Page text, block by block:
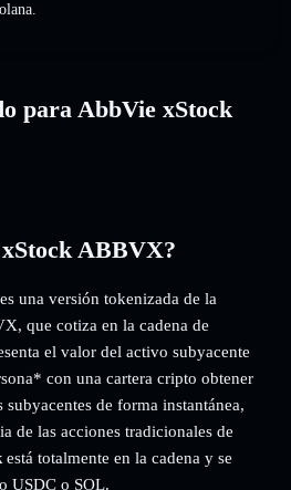
para AbbVie xStock
ABBVX?
una versión tokenizada de la
que cotiza en la cadena de
el valor del activo subyacente
con una cartera cripto obtener
de forma instantánea,
de las acciones tradicionales de
está totalmente en la cadena y se
USDC o SOL.